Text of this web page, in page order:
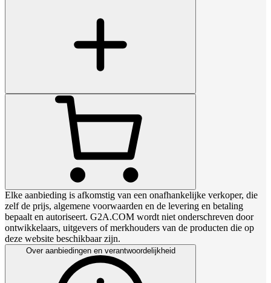
Elke aanbieding is afkomstig van een onafhankelijke verkoper, die
zelf de prijs, algemene voorwaarden en de levering en betaling
bepaalt en autoriseert. G2A.COM wordt niet onderschreven door
ontwikkelaars, uitgevers of merkhouders van de producten die op
deze website beschikbaar zijn.
Over aanbiedingen en verantwoordelijkheid